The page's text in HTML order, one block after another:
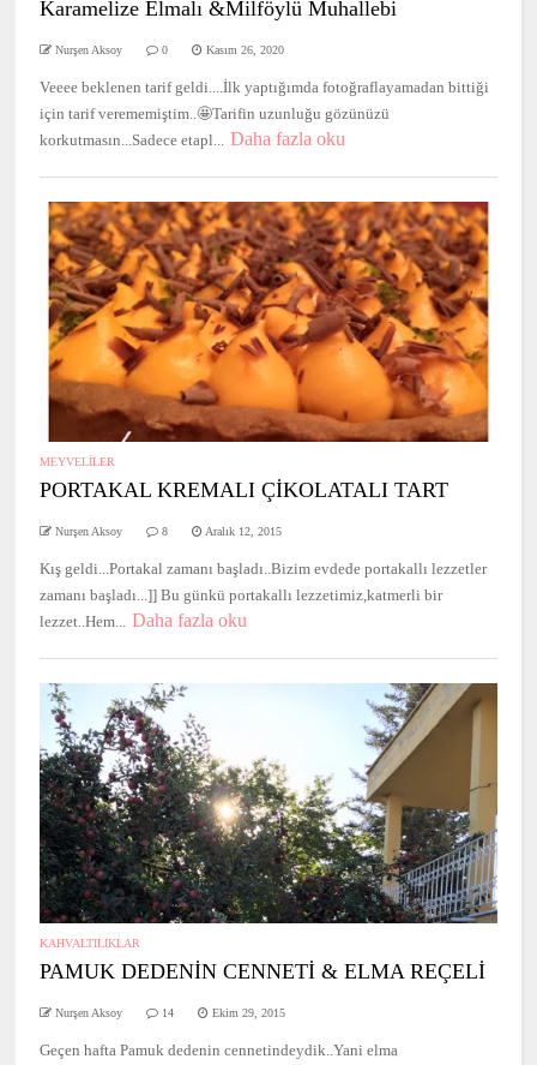
Karamelize Elmalı &Milföylü Muhallebi
Nurşen Aksoy 0 Kasım 26, 2020
Veeee beklenen tarif geldi....İlk yaptığımda fotoğraflayamadan bittiği
için tarif verememiştim..🤩Tarifin uzunluğu gözünüzü
korkutmasın...Sadece etapl... Daha fazla oku
MEYVELİLER
PORTAKAL KREMALI ÇİKOLATALI TART
Nurşen Aksoy 8 Aralık 12, 2015
Kış geldi...Portakal zamanı başladı..Bizim evdede portakallı lezzetler
zamanı başladı...]] Bu günkü portakallı lezzetimiz,katmerli bir
lezzet..Hem... Daha fazla oku
KAHVALTILIKLAR
PAMUK DEDENİN CENNETİ & ELMA REÇELİ
Nurşen Aksoy 14 Ekim 29, 2015
Geçen hafta Pamuk dedenin cennetindeydik..Yani elma